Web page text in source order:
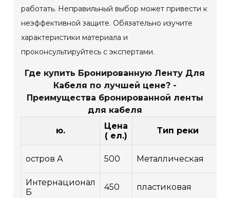
работать. Неправильный выбор может привести к
неэффективной защите. Обязательно изучите
характеристики материала и
проконсультируйтесь с экспертами.
Где купить Бронированную Ленту Для
Кабеля по лучшей цене? -
Преимущества бронированной ленты
для кабеля
ю.
Цена
( ел.)
Тип реки
остров А 500 Металлическая
Интернационал
Б
450 пластиковая